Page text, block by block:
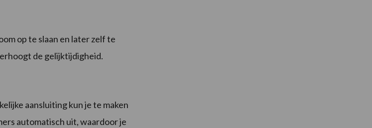
op te slaan en later zelf te
de gelijktijdigheid.
aansluiting kun je te maken
automatisch uit, waardoor je